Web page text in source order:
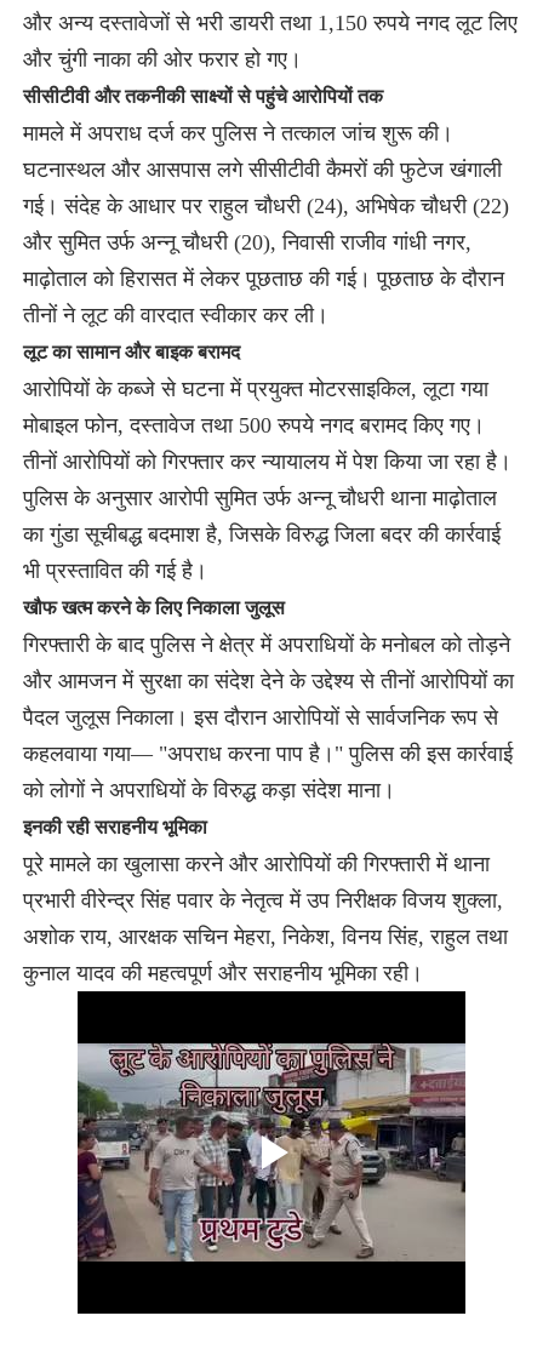
और अन्य दस्तावेजों से भरी डायरी तथा 1,150 रुपये नगद लूट लिए
और चुंगी नाका की ओर फरार हो गए।
सीसीटीवी और तकनीकी साक्ष्यों से पहुंचे आरोपियों तक
मामले में अपराध दर्ज कर पुलिस ने तत्काल जांच शुरू की।
घटनास्थल और आसपास लगे सीसीटीवी कैमरों की फुटेज खंगाली
गई। संदेह के आधार पर राहुल चौधरी (24), अभिषेक चौधरी (22)
और सुमित उर्फ अन्नू चौधरी (20), निवासी राजीव गांधी नगर,
माढ़ोताल को हिरासत में लेकर पूछताछ की गई। पूछताछ के दौरान
तीनों ने लूट की वारदात स्वीकार कर ली।
लूट का सामान और बाइक बरामद
आरोपियों के कब्जे से घटना में प्रयुक्त मोटरसाइकिल, लूटा गया
मोबाइल फोन, दस्तावेज तथा 500 रुपये नगद बरामद किए गए।
तीनों आरोपियों को गिरफ्तार कर न्यायालय में पेश किया जा रहा है।
पुलिस के अनुसार आरोपी सुमित उर्फ अन्नू चौधरी थाना माढ़ोताल
का गुंडा सूचीबद्ध बदमाश है, जिसके विरुद्ध जिला बदर की कार्रवाई
भी प्रस्तावित की गई है।
खौफ खत्म करने के लिए निकाला जुलूस
गिरफ्तारी के बाद पुलिस ने क्षेत्र में अपराधियों के मनोबल को तोड़ने
और आमजन में सुरक्षा का संदेश देने के उद्देश्य से तीनों आरोपियों का
पैदल जुलूस निकाला। इस दौरान आरोपियों से सार्वजनिक रूप से
कहलवाया गया— "अपराध करना पाप है।" पुलिस की इस कार्रवाई
को लोगों ने अपराधियों के विरुद्ध कड़ा संदेश माना।
इनकी रही सराहनीय भूमिका
पूरे मामले का खुलासा करने और आरोपियों की गिरफ्तारी में थाना
प्रभारी वीरेन्द्र सिंह पवार के नेतृत्व में उप निरीक्षक विजय शुक्ला,
अशोक राय, आरक्षक सचिन मेहरा, निकेश, विनय सिंह, राहुल तथा
कुनाल यादव की महत्वपूर्ण और सराहनीय भूमिका रही।